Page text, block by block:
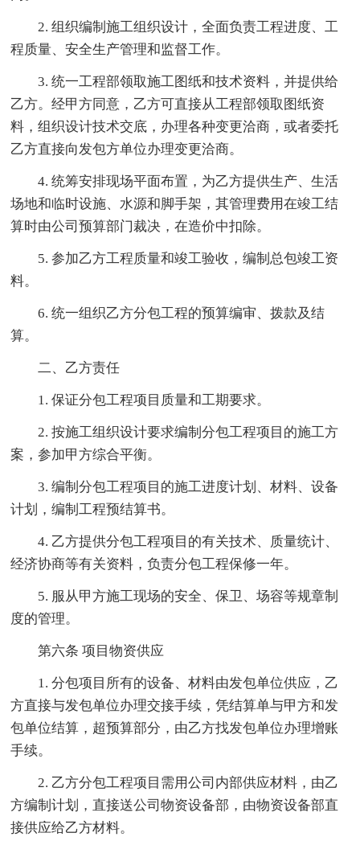
2. 组织编制施工组织设计，全面负责工程进度、工
程质量、安全生产管理和监督工作。
3. 统一工程部领取施工图纸和技术资料，并提供给
乙方。经甲方同意，乙方可直接从工程部领取图纸资
料，组织设计技术交底，办理各种变更洽商，或者委托
乙方直接向发包方单位办理变更洽商。
4. 统筹安排现场平面布置，为乙方提供生产、生活
场地和临时设施、水源和脚手架，其管理费用在竣工结
算时由公司预算部门裁决，在造价中扣除。
5. 参加乙方工程质量和竣工验收，编制总包竣工资
料。
6. 统一组织乙方分包工程的预算编审、拨款及结
算。
二、乙方责任
1. 保证分包工程项目质量和工期要求。
2. 按施工组织设计要求编制分包工程项目的施工方
案，参加甲方综合平衡。
3. 编制分包工程项目的施工进度计划、材料、设备
计划，编制工程预结算书。
4. 乙方提供分包工程项目的有关技术、质量统计、
经济协商等有关资料，负责分包工程保修一年。
5. 服从甲方施工现场的安全、保卫、场容等规章制
度的管理。
第六条 项目物资供应
1. 分包项目所有的设备、材料由发包单位供应，乙
方直接与发包单位办理交接手续，凭结算单与甲方和发
包单位结算，超预算部分，由乙方找发包单位办理增账
手续。
2. 乙方分包工程项目需用公司内部供应材料，由乙
方编制计划，直接送公司物资设备部，由物资设备部直
接供应给乙方材料。